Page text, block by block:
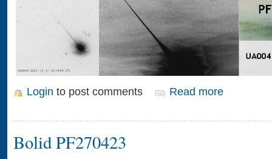
Login to post comments Read more
Bolid PF270423